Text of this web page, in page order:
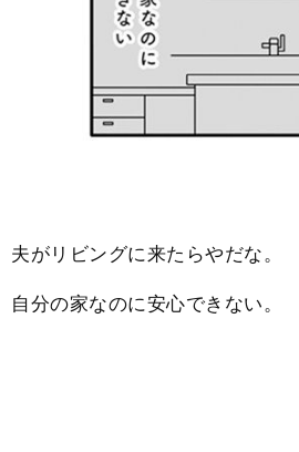
夫がリビングに来たらやだな。
自分の家なのに安心できない。